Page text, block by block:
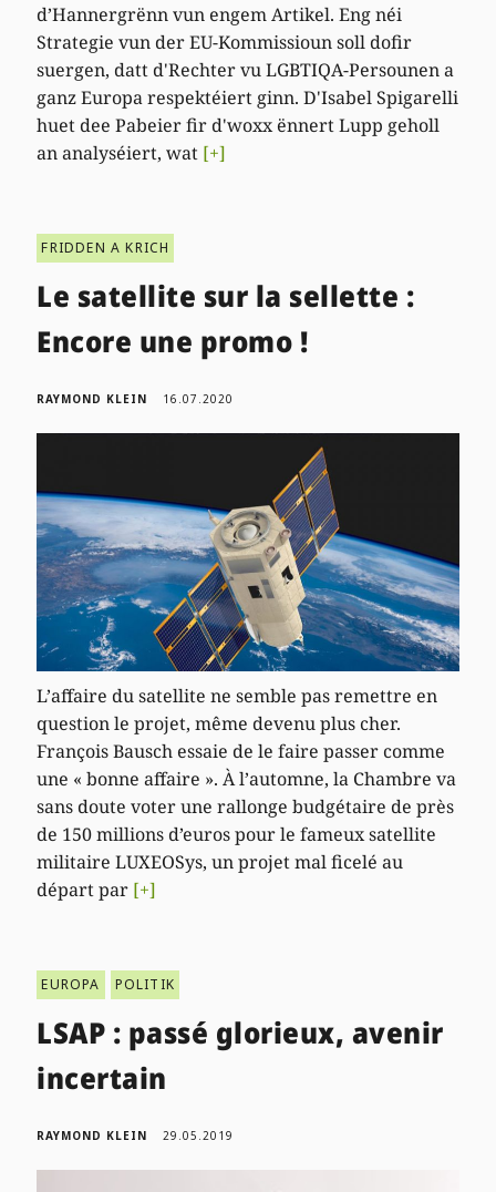
d’Hannergrënn vun engem Artikel. Eng néi
Strategie vun der EU-Kommissioun soll dofir
suergen, datt d'Rechter vu LGBTIQA-Persounen a
ganz Europa respektéiert ginn. D'Isabel Spigarelli
huet dee Pabeier fir d'woxx ënnert Lupp geholl
an analyséiert, wat [+]
FRIDDEN A KRICH
Le satellite sur la sellette :
Encore une promo !
RAYMOND KLEIN 16.07.2020
L’affaire du satellite ne semble pas remettre en
question le projet, même devenu plus cher.
François Bausch essaie de le faire passer comme
une « bonne affaire ». À l’automne, la Chambre va
sans doute voter une rallonge budgétaire de près
de 150 millions d’euros pour le fameux satellite
militaire LUXEOSys, un projet mal ficelé au
départ par [+]
EUROPA POLITIK
LSAP : passé glorieux, avenir
incertain
RAYMOND KLEIN 29.05.2019